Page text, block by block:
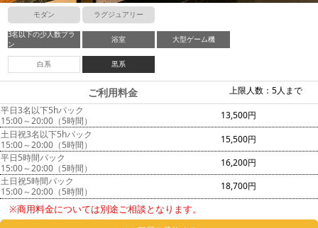
モダン ラグジュアリー
3名以下の少人数プラ
ン
浴室 大型ゲーム機
白系 黒系
上限人数：5人まで
ご利用料金
平日3名以下5hパック
15:00～20:00（5時間）
13,500円
土日祝3名以下5hパック
15:00～20:00（5時間）
15,500円
平日5時間パック
15:00～20:00（5時間）
16,200円
土日祝5時間パック
15:00～20:00（5時間）
18,700円
※商用料金については別途ご相談となります。